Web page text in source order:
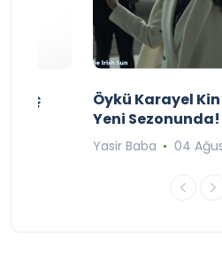
Maç
Öykü Karayel
Yeni Sezonunda!
Yasir Baba 04